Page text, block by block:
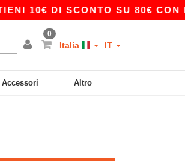
DI SCONTO SU 80€ CON IL
0
Italia IT
Accessori Altro